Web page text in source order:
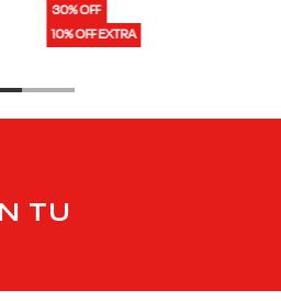
30% OFF
10% OFF EXTRA
TU